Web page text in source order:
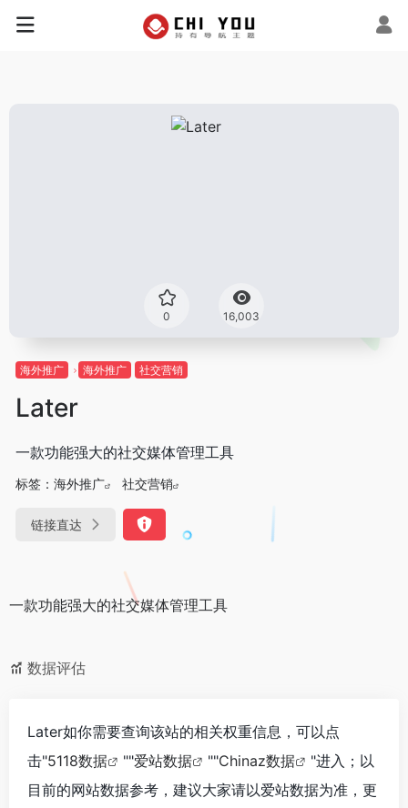
0 16,003
海外推广 海外推广 社交营销
Later
一款功能强大的社交媒体管理工具
标签： 海外推广 社交营销
链接直达
一款功能强大的社交媒体管理工具
数据评估
Later如你需要查询该站的相关权重信息，可以点
击"5118数据 ""爱站数据 ""Chinaz数据
"进入；以
目前的网站数据参考，建议大家请以爱站数据为准，更